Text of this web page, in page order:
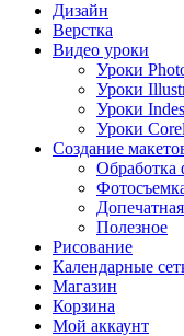
Дизайн
Верстка
Видео уроки
Уроки
Уроки
Уроки
Уроки
Создание
Обработка
Полезное
Рисование
Календарные
Магазин
Корзина
Мой аккаунт